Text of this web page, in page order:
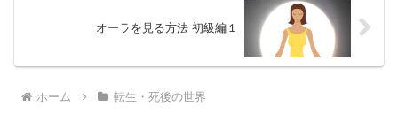
オーラを見る方法 初級編１
ホーム 転生・死後の世界